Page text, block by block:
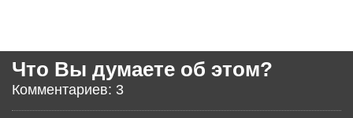
Что Вы думаете об этом?
Комментариев: 3